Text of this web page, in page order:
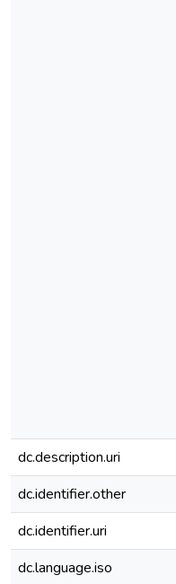
dc.description.uri
dc.identifier.other
dc.identifier.uri
dc.language.iso